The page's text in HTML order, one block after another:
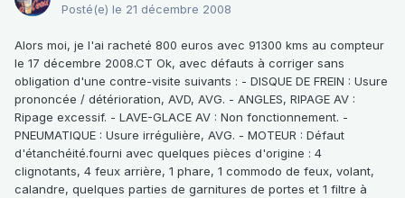
Posté(e) le 21 décembre 2008
Alors moi, je l'ai racheté 800 euros avec 91300 kms au compteur
le 17 décembre 2008.CT Ok, avec défauts à corriger sans
obligation d'une contre-visite suivants : - DISQUE DE FREIN : Usure
prononcée / détérioration, AVD, AVG. - ANGLES, RIPAGE AV :
Ripage excessif. - LAVE-GLACE AV : Non fonctionnement. -
PNEUMATIQUE : Usure irrégulière, AVG. - MOTEUR : Défaut
d'étanchéité.fourni avec quelques pièces d'origine : 4
clignotants, 4 feux arrière, 1 phare, 1 commodo de feux, volant,
calandre, quelques parties de garnitures de portes et 1 filtre à